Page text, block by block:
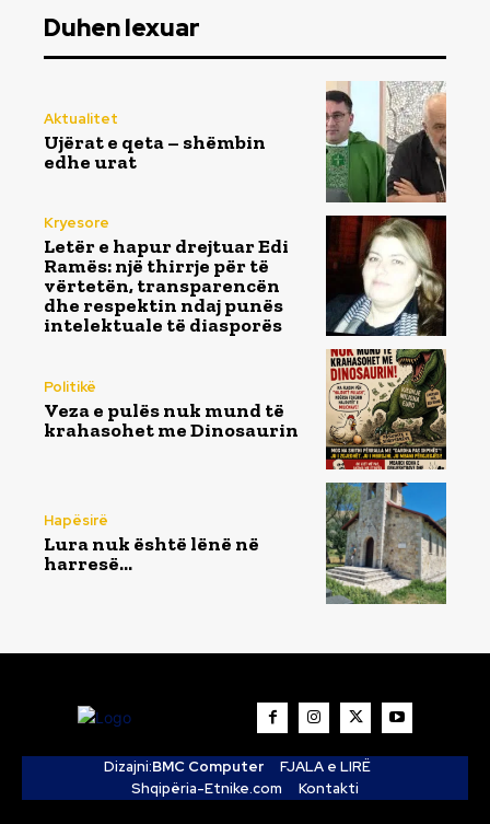
Duhen lexuar
Aktualitet
Ujërat e qeta – shëmbin
edhe urat
Kryesore
Letër e hapur drejtuar Edi
Ramës: një thirrje për të
vërtetën, transparencën
dhe respektin ndaj punës
intelektuale të diasporës
Politikë
Veza e pulës nuk mund të
krahasohet me Dinosaurin
Hapësirë
Lura nuk është lënë në
harresë…
Dizajni:BMC Computer
FJALA e LIRË
Shqipëria-Etnike.com
Kontakti